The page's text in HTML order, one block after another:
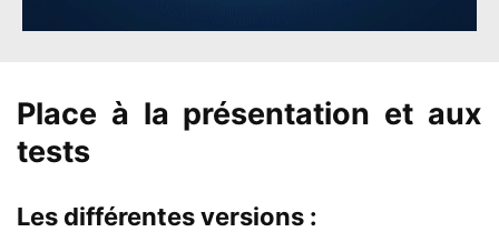
Place à la présentation et aux
tests
Les différentes versions :